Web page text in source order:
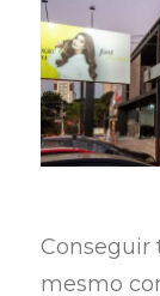
Conseguir
mesmo